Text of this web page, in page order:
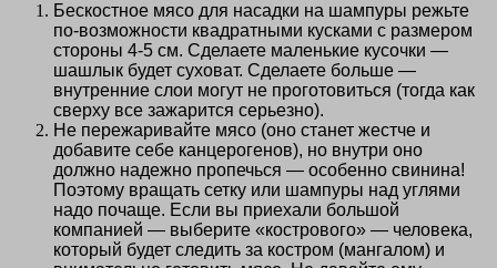
Бескостное мясо для насадки на шампуры режьте
по-возможности квадратными кусками с размером
стороны 4-5 см. Сделаете маленькие кусочки —
шашлык будет суховат. Сделаете больше —
внутренние слои могут не проготовиться (тогда как
сверху все зажарится серьезно).
Не пережаривайте мясо (оно станет жестче и
добавите себе канцерогенов), но внутри оно
должно надежно пропечься — особенно свинина!
Поэтому вращать сетку или шампуры над углями
надо почаще. Если вы приехали большой
компанией — выберите «кострового» — человека,
который будет следить за костром (мангалом) и